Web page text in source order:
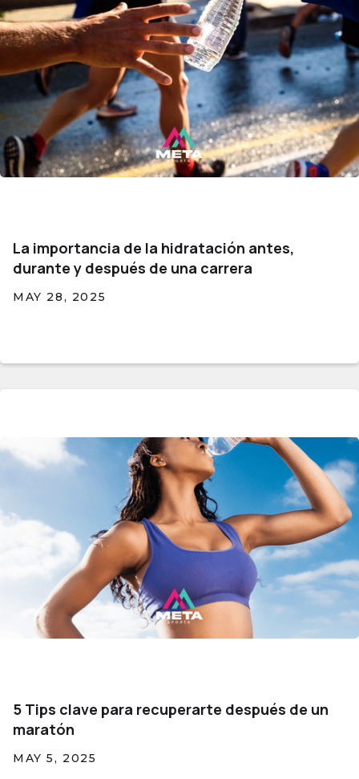
La importancia de la hidratación antes,
durante y después de una carrera
MAY 28, 2025
5 Tips clave para recuperarte después de un
maratón
MAY 5, 2025